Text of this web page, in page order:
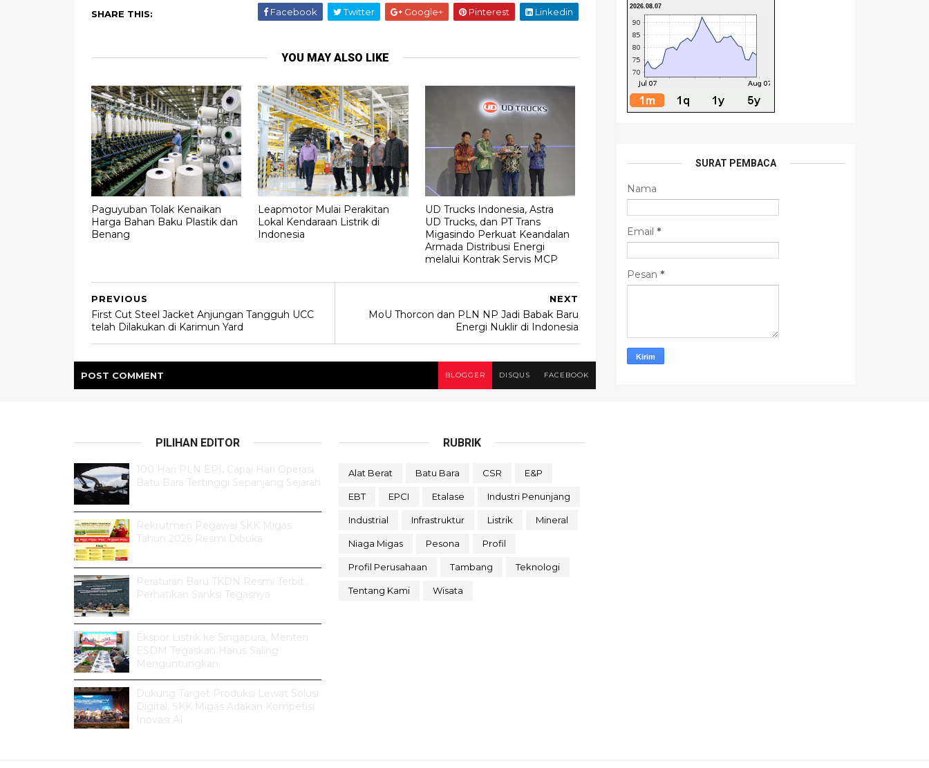
SHARE THIS: Facebook Twitter Google+ Pinterest Linkedin
YOU MAY ALSO LIKE
Paguyuban Tolak Kenaikan
Harga Bahan Baku Plastik dan
Benang
Leapmotor Mulai Perakitan
Lokal Kendaraan Listrik di
Indonesia
UD Trucks Indonesia, Astra
UD Trucks, dan PT Trans
Migasindo Perkuat Keandalan
Armada Distribusi Energi
melalui Kontrak Servis MCP
NEXT
MoU Thorcon dan PLN NP Jadi Babak Baru
Energi Nuklir di Indonesia
PREVIOUS
First Cut Steel Jacket Anjungan Tangguh UCC
telah Dilakukan di Karimun Yard
POST COMMENT BLOGGER DISQUS FACEBOOK
2026.08.07
SURAT PEMBACA
Nama
Email *
Pesan *
PILIHAN EDITOR
100 Hari PLN EPI, Capai Hari Operasi
Batu Bara Tertinggi Sepanjang Sejarah
Rekrutmen Pegawai SKK Migas
Tahun 2026 Resmi Dibuka
Peraturan Baru TKDN Resmi Terbit,
Perhatikan Sanksi Tegasnya
Ekspor Listrik ke Singapura, Menteri
ESDM Tegaskan Harus Saling
Menguntungkan
Dukung Target Produksi Lewat Solusi
Digital, SKK Migas Adakan Kompetisi
Inovasi AI
RUBRIK
Alat Berat Batu Bara CSR E&P
EBT EPCI Etalase Industri Penunjang
Industrial Infrastruktur Listrik Mineral
Niaga Migas Pesona Profil
Profil Perusahaan Tambang Teknologi
Tentang Kami Wisata